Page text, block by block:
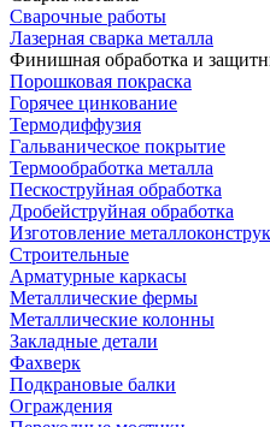
Сварочные работы
Лазерная сварка металла
Финишная обработка и
Порошковая покраска
Горячее цинкование
Термодиффузия
Гальваническое покрытие
Термообработка металла
Пескоструйная обработка
Дробейструйная обработка
Изготовление
Строительные
Арматурные каркасы
Металлические фермы
Металлические колонны
Закладные детали
Фахверк
Подкрановые балки
Ограждения